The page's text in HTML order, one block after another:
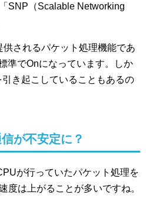
SNP（Scalable Networking
されるパケット処理機能であ
準でOnになっています。しか
き起こしていることもあるの
が不安定に？
が行っていたパケット処理を
度は上がることが多いですね。